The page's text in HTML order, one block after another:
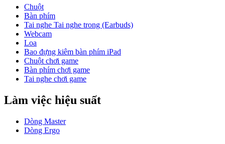
Chuột
Bàn phím
Tai nghe Tai nghe trong (Earbuds)
Webcam
Loa
Bao đựng kiêm bàn phím iPad
Chuột chơi game
Bàn phím chơi game
Tai nghe chơi game
Làm việc hiệu suất
Dòng Master
Dòng Ergo